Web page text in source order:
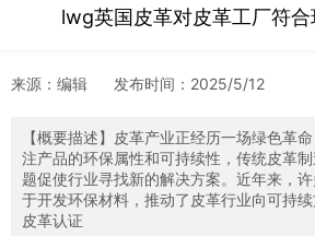
lwg英国皮革对皮革工厂符合
来源：编辑 发布时间： 2025/5/12
【概要描述】
皮革产业正经历一场绿色革
注产品的环保属性和可持续性，传统皮革
题促使行业寻找新的解决方案。近年来，
于开发环保材料，推动了皮革行业向可持
皮革认证